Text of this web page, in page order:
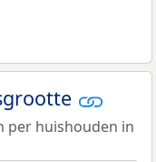
per huishouden in